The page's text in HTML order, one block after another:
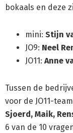
bokaals en deze
mini: Stijn
JO9: Neel
JO11: Anne
Tussen de
voor de JO11-
Sjoerd, Maik,
6 van de 10